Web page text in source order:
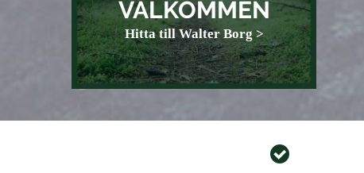
VÄLKOMMEN
Hitta till Walter Borg >